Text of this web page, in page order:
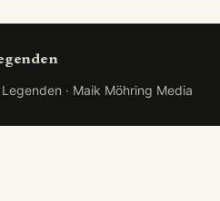
· Maik Möhring Media